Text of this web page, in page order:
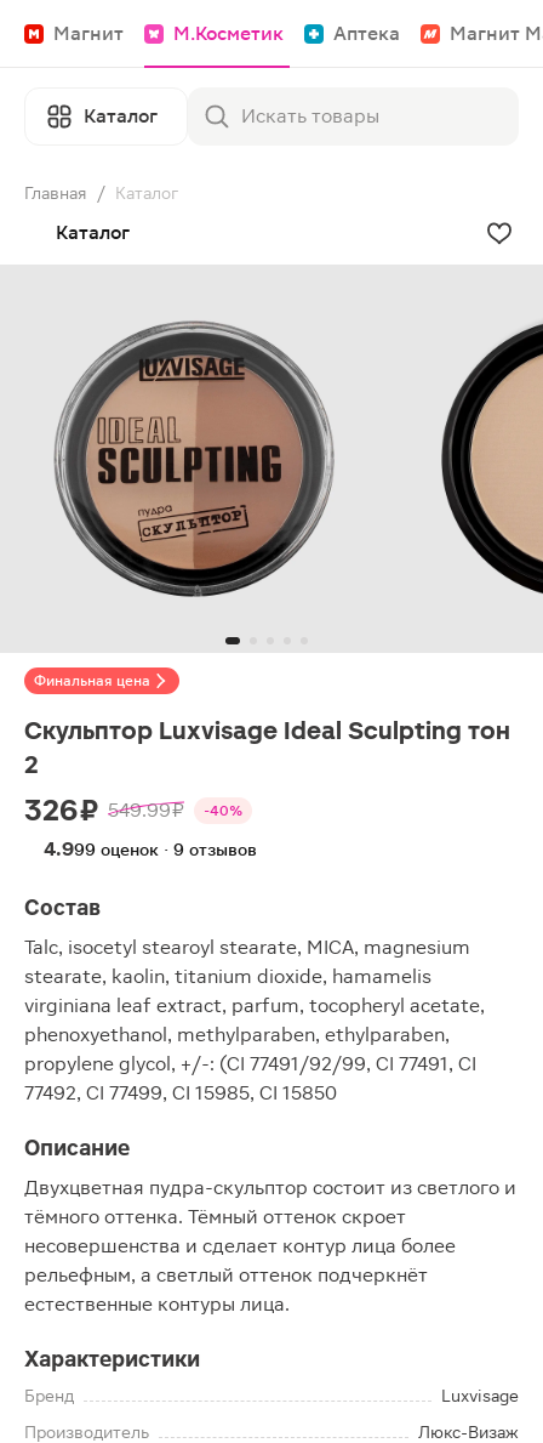
Магнит М.Косметик Аптека Магнит
Каталог
Главная / Каталог
Каталог
Финальная цена
Скульптор Luxvisage Ideal Sculpting тон
2
326 ₽ 549.99 ₽ -40%
4.999 оценок · 9 отзывов
Состав
Talc, isocetyl stearoyl stearate, MICA, magnesium
stearate, kaolin, titanium dioxide, hamamelis
virginiana leaf extract, parfum, tocopheryl acetate,
phenoxyethanol, methylparaben, ethylparaben,
propylene glycol, +/-: (CI 77491/92/99, CI 77491, CI
77492, CI 77499, CI 15985, CI 15850
Описание
Двухцветная пудра-скульптор состоит из светлого и
тёмного оттенка. Тёмный оттенок скроет
несовершенства и сделает контур лица более
рельефным, а светлый оттенок подчеркнёт
естественные контуры лица.
Характеристики
Бренд
Luxvisage
Производитель
Люкс-Визаж